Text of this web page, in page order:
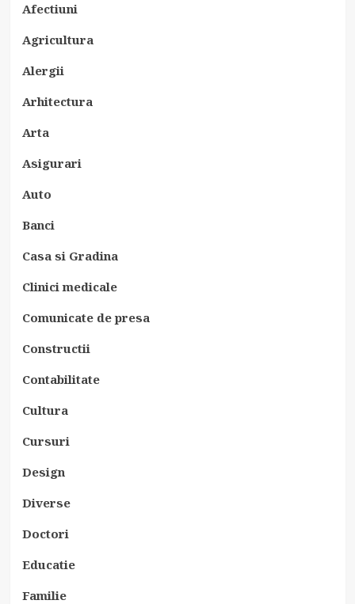
Afectiuni
Agricultura
Alergii
Arhitectura
Arta
Asigurari
Auto
Banci
Casa si Gradina
Clinici medicale
Comunicate de presa
Constructii
Contabilitate
Cultura
Cursuri
Design
Diverse
Doctori
Educatie
Familie